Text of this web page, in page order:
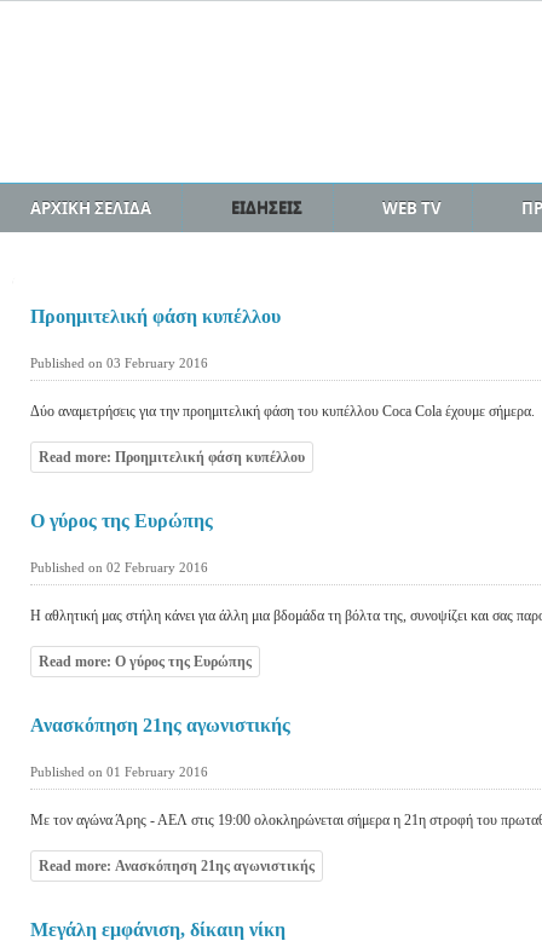
ΑΡΧΙΚΗ ΣΕΛΙΔΑ ΕΙΔΗΣΕΙΣ WEB TV
Προημιτελική φάση κυπέλλου
Published on 03 February 2016
Δύο αναμετρήσεις για την προημιτελική φάση του κυπέλλου Coca Cola έχουμε σήμερα.
Read more: Προημιτελική φάση κυπέλλου
Ο γύρος της Ευρώπης
Published on 02 February 2016
Η αθλητική μας στήλη κάνει για άλλη μια βδομάδα τη βόλτα της, συνοψίζει και σας
Read more: Ο γύρος της Ευρώπης
Ανασκόπηση 21ης αγωνιστικής
Published on 01 February 2016
Με τον αγώνα Άρης - ΑΕΛ στις 19:00 ολοκληρώνεται σήμερα η 21η στροφή του
Read more: Ανασκόπηση 21ης αγωνιστικής
Μεγάλη εμφάνιση, δίκαιη νίκη